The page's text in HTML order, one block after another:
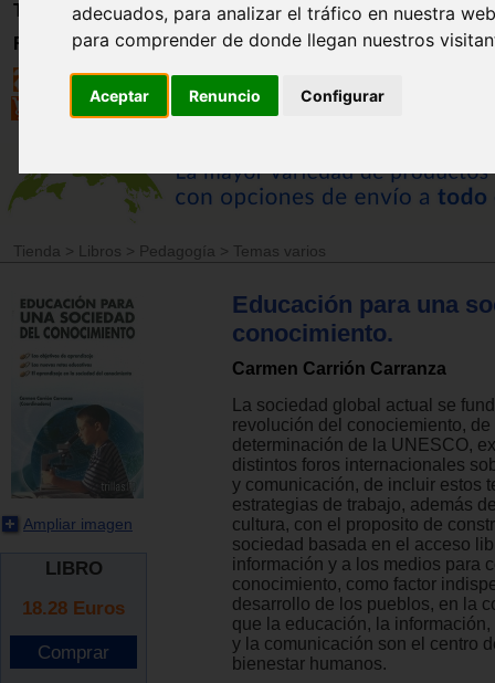
adecuados, para analizar el tráfico en nuestra
para comprender de donde llegan nuestros
Aceptar Renuncio Configurar
Trabajo
Registro
Tienda > Libros > Pedagogía > Temas varios
Ampliar imagen
LIBRO
18.28 Euros
Educación para una
conocimiento.
Carmen Carrión Carranza
La sociedad global actual se
revolución del conociemiento, de
determinación de la UNESCO,
distintos foros internacionales
y comunicación, de incluir estos
estrategias de trabajo, además
cultura, con el proposito de
sociedad basada en el acceso
información y a los medios para
conocimiento, como factor
desarrollo de los pueblos, en la
que la educación, la
y la comunicación son el centro
bienestar humanos.